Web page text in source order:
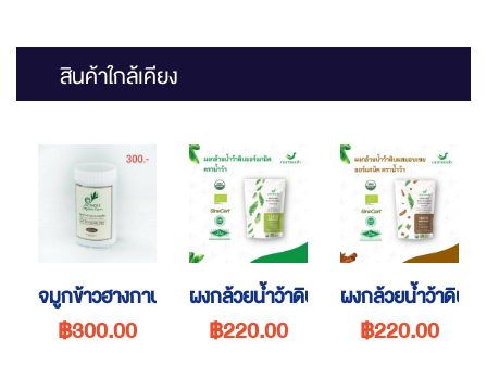
สินค้าใกล้เคียง
จมูกข้าวฮางกาบา
฿300.00
ผงกล้วยน้ำว้าดิบออร์แกนิค
฿220.00
ผงกล้วยน้ำว้าดิบผ
฿220.00